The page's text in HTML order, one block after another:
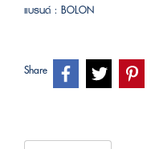
แบรนด์ : BOLON
Share